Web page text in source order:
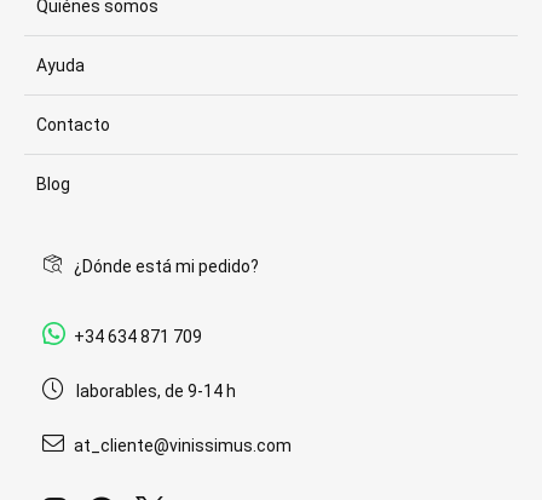
Quiénes somos
Ayuda
Contacto
Blog
¿Dónde está mi pedido?
+34 634 871 709
laborables, de 9-14 h
at_cliente@vinissimus.com